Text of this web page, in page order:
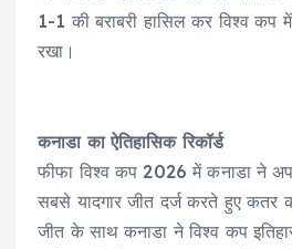
1-1 की बराबरी हासिल कर विश्व कप
रखा।
कनाडा का ऐतिहासिक रिकॉर्ड
फीफा विश्व कप 2026 में कनाडा ने
सबसे यादगार जीत दर्ज करते हुए कतर
जीत के साथ कनाडा ने विश्व कप